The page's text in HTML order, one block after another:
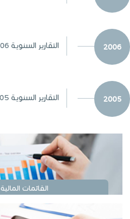
2006 التقارير السنوية 2006
2005 التقارير السنوية 2005
القائمات المالية